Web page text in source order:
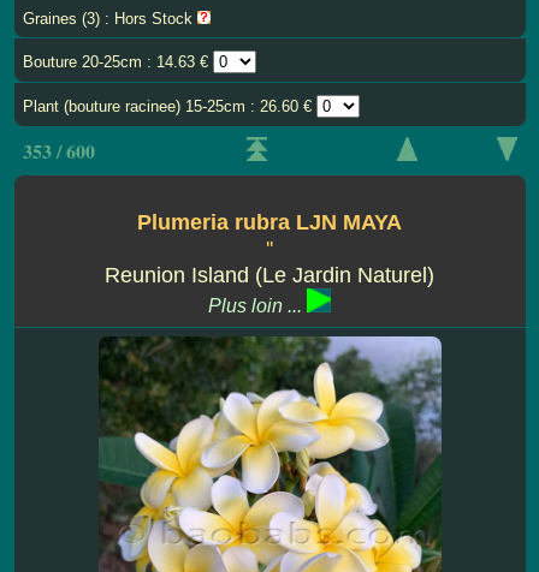
Graines (3) : Hors Stock
Bouture 20-25cm : 14.63 €
Plant (bouture racinee) 15-25cm : 26.60 €
353 / 600
Plumeria rubra LJN MAYA
''
Reunion Island (Le Jardin Naturel)
Plus loin ...